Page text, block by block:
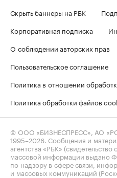
Скрыть баннеры на РБК
Корпоративная подписка
О соблюдении авторских прав
Пользовательское соглашение
Политика в отношении
Политика обработки файлов
© ООО «БИЗНЕСПРЕСС», АО
1995–2026 . Сообщения и
агентства «РБК»
массовой информации выдано
по надзору в сфере связи,
и массовых коммуникаций